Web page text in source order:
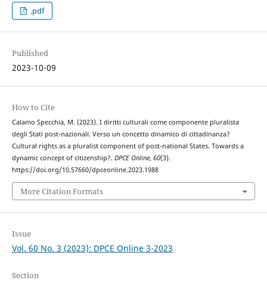
.pdf
Published
2023-10-09
How to Cite
Calamo Specchia, M. (2023). I diritti culturali come componente pluralista
degli Stati post-nazionali. Verso un concetto dinamico di cittadinanza?
Cultural rights as a pluralist component of post-national States. Towards a
dynamic concept of citizenship?. DPCE Online, 60(3).
https://doi.org/10.57660/dpceonline.2023.1988
More Citation Formats
Issue
Vol. 60 No. 3 (2023): DPCE Online 3-2023
Section